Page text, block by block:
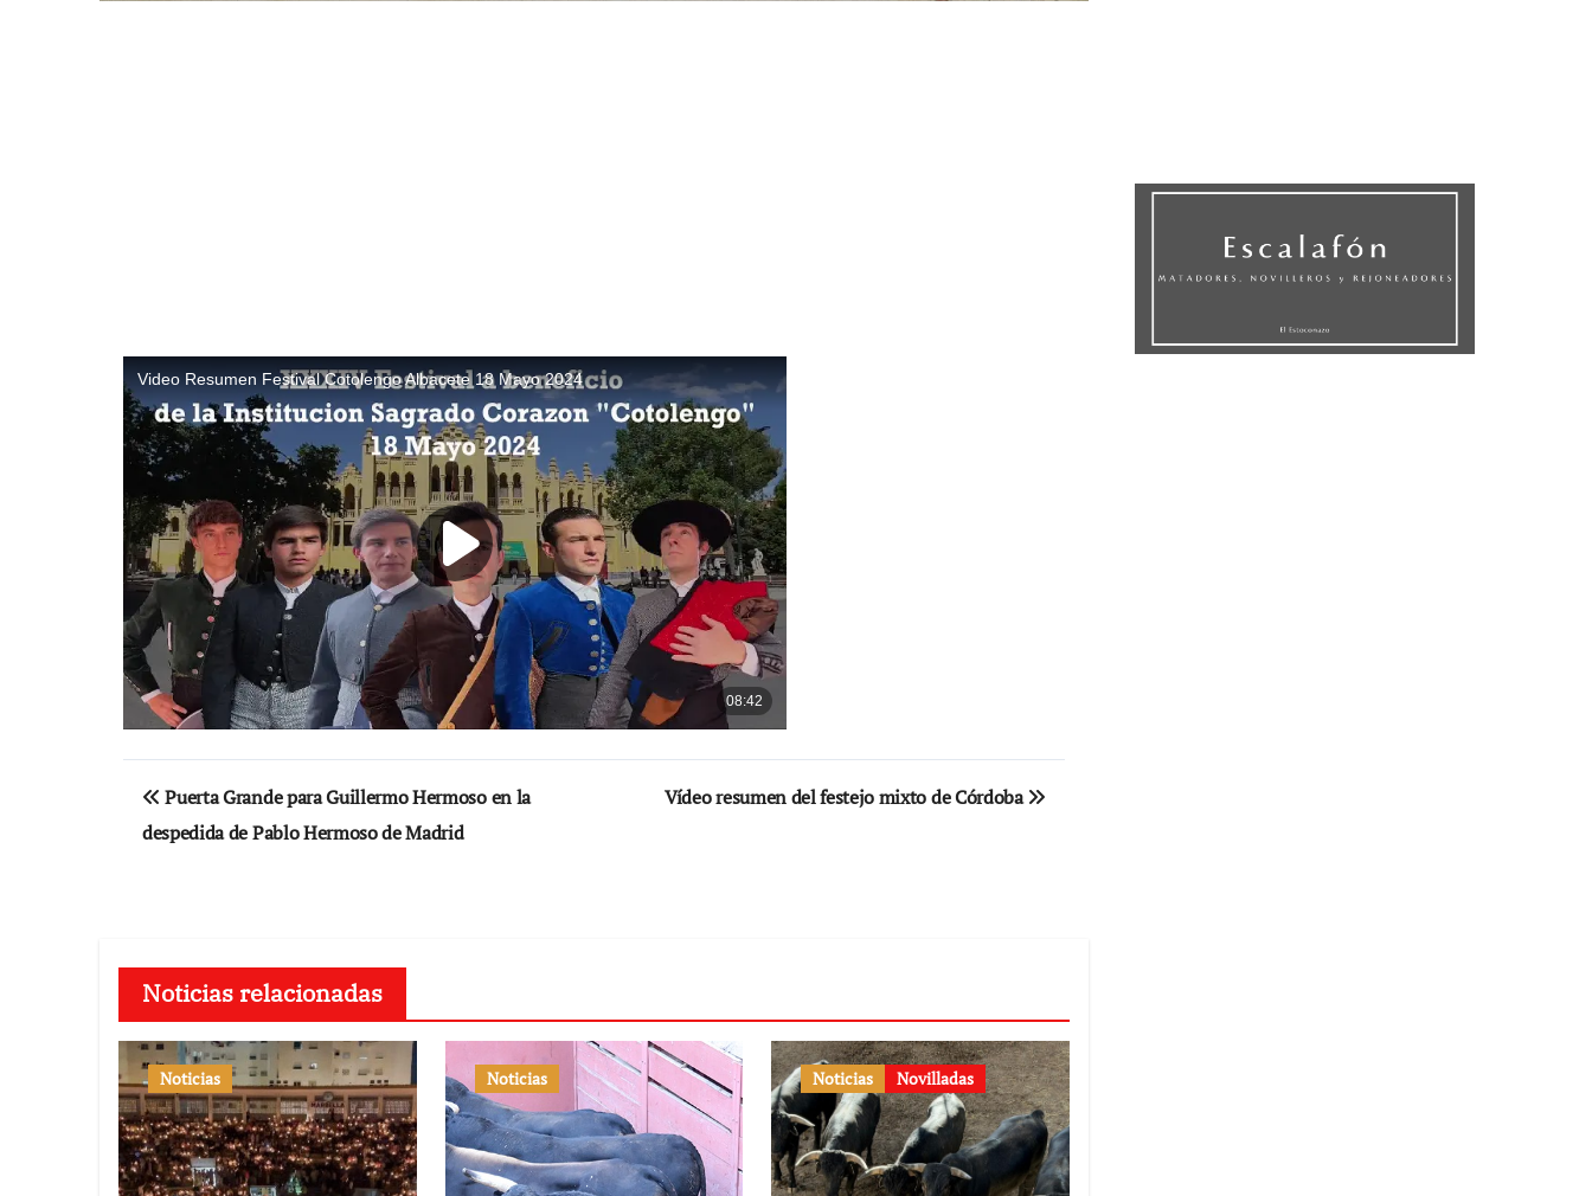
Navegación
de
Puerta Grande para Guillermo Hermoso en la
despedida de Pablo Hermoso de Madrid
Vídeo resumen del festejo mixto de Córdoba
Noticias relacionadas
Noticias Noticias Noticias Novilladas